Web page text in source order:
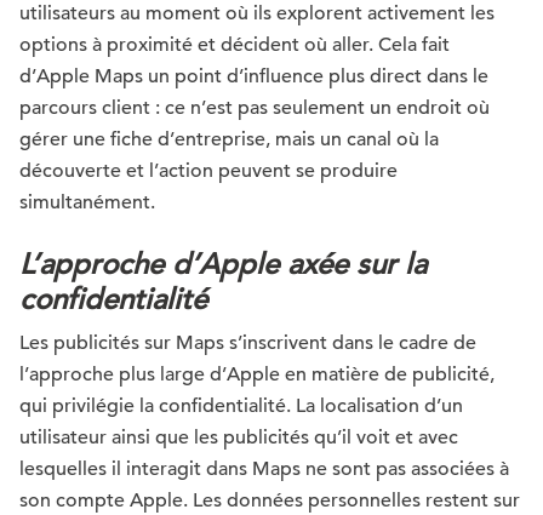
utilisateurs au moment où ils explorent activement les
options à proximité et décident où aller. Cela fait
d’Apple Maps un point d’influence plus direct dans le
parcours client : ce n’est pas seulement un endroit où
gérer une fiche d’entreprise, mais un canal où la
découverte et l’action peuvent se produire
simultanément.
L’approche d’Apple axée sur la
confidentialité
Les publicités sur Maps s’inscrivent dans le cadre de
l’approche plus large d’Apple en matière de publicité,
qui privilégie la confidentialité. La localisation d’un
utilisateur ainsi que les publicités qu’il voit et avec
lesquelles il interagit dans Maps ne sont pas associées à
son compte Apple. Les données personnelles restent sur